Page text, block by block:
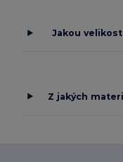
Jakou
Z jakých